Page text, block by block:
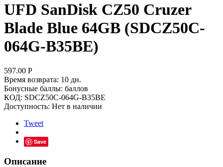
UFD SanDisk CZ50 Cruzer
Blade Blue 64GB (SDCZ50C-
064G-B35BE)
597.00 Р
Время возврата: 10 дн.
Бонусные баллы: баллов
КОД: SDCZ50C-064G-B35BE
Доступность: Нет в наличии
Tweet
Save
Описание